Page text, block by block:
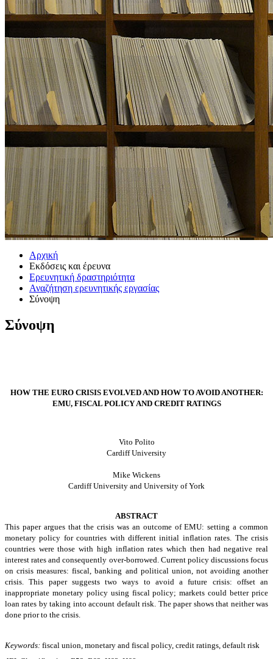
Αρχική
Εκδόσεις και έρευνα
Ερευνητική δραστηριότητα
Αναζήτηση ερευνητικής εργασίας
Σύνοψη
Σύνοψη
HOW THE EURO CRISIS EVOLVED AND HOW TO AVOID ANOTHER:
EMU, FISCAL POLICY AND CREDIT RATINGS
Vito Polito
CardiffUniversity
Mike Wickens
CardiffUniversity and University of York
ABSTRACT
This paper argues that the crisis was an outcome of EMU: setting a common
monetary policy for countries with different initial inflation rates. The crisis
countries were those with high inflation rates which then had negative real
interest rates and consequently over-borrowed. Current policy discussions focus
on crisis measures: fiscal, banking and political union, not avoiding another
crisis. This paper suggests two ways to avoid a future crisis: offset an
inappropriate monetary policy using fiscal policy; markets could better price
loan rates by taking into account default risk. The paper shows that neither was
done prior to the crisis.
Keywords: fiscal union, monetary and fiscal policy, credit ratings, default risk